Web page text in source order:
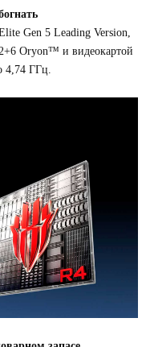
Gen 5 Leading Version,
Oryon™ и видеокартой
4,74 ГГц.